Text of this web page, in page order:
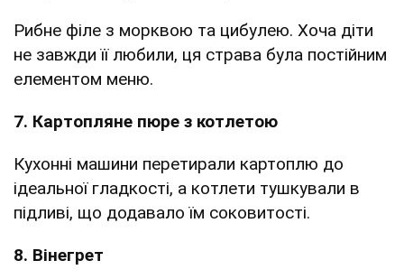
Рибне філе з морквою та цибулею. Хоча діти
не завжди її любили, ця страва була постійним
елементом меню.
7. Картопляне пюре з котлетою
Кухонні машини перетирали картоплю до
ідеальної гладкості, а котлети тушкували в
підливі, що додавало їм соковитості.
8. Вінегрет